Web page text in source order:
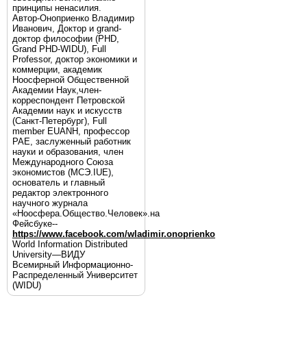
принципы ненасилия.
Автор-Оноприенко Владимир
Иванович, Доктор и grand-
доктор философии (PHD,
Grand PHD-WIDU), Full
Professor, доктор экономики и
коммерции, академик
Ноосферной Общественной
Академии Наук,член-
корреспондент Петровской
Академии наук и искусств
(Санкт-Петербург), Full
member EUANH, профессор
РАЕ, заслуженный работник
науки и образования, член
Международного Союза
экономистов (МСЭ.IUE),
основатель и главный
редактор электронного
научного журнала
«Ноосфера.Общество.Человек».на
Фейсбуке--
https://www.facebook.com/wladimir.onoprienko
World Information Distributed
University—ВИДУ
Всемирный Информационно-
Распределенный Университет
(WIDU)